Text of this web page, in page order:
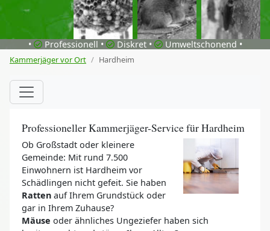
• Professionell • Diskret • Umweltschonend •
Kammerjäger vor Ort Hardheim
Professioneller Kammerjäger-Service für Hardheim
Ob Großstadt oder kleinere
Gemeinde: Mit rund 7.500
Einwohnern ist Hardheim vor
Schädlingen nicht gefeit. Sie haben
Ratten auf Ihrem Grundstück oder
gar in Ihrem Zuhause?
Mäuse oder ähnliches Ungeziefer haben sich